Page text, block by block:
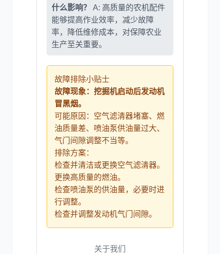
什么影响？
A: 高质量的农机配件
能够提高作业效率，减少故障
率，降低维修成本，对保障农业
生产至关重要。
故障排除小贴士
故障现象：挖掘机启动后发动机
冒黑烟。
可能原因：空气滤清器堵塞、燃
油质量差、喷油泵供油量过大、
气门间隙调整不当等。
排除方案：
检查并清洁或更换空气滤清器。
更换高质量的燃油。
检查喷油泵的供油量，必要时进
行调整。
检查并调整发动机气门间隙。
关于我们